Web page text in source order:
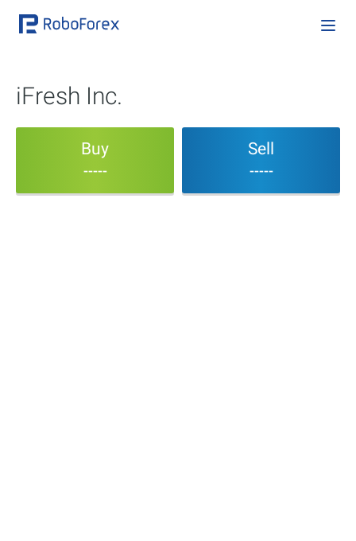
iFresh Inc.
Buy
-----
Sell
-----